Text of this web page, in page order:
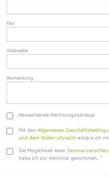
Fax
Webseite
Anmerkung
Abweichende Rechnungsadresse
Mit den Allgemeinen
und dem Widerrufsrecht erkläre ich
Die Möglichkeit einer
habe ich zur Kenntnis genommen. *